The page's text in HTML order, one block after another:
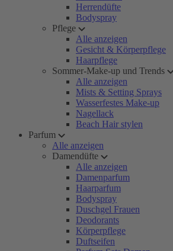
Herrendüfte
Bodyspray
Pflege
Alle anzeigen
Gesicht & Körperpflege
Haarpflege
Sommer-Make-up und Trends
Alle anzeigen
Mists & Setting Sprays
Wasserfestes Make-up
Nagellack
Beach Hair stylen
Parfum
Alle anzeigen
Damendüfte
Alle anzeigen
Damenparfum
Haarparfum
Bodyspray
Duschgel Frauen
Deodorants
Körperpflege
Duftseifen